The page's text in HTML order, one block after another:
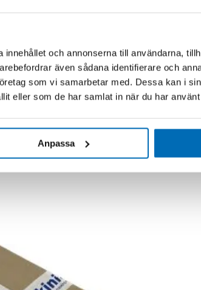
och annonserna till användarna,
även sådana identifierare och
som vi samarbetar med. Dessa kan i
eller som de har samlat in när du har
Anpassa